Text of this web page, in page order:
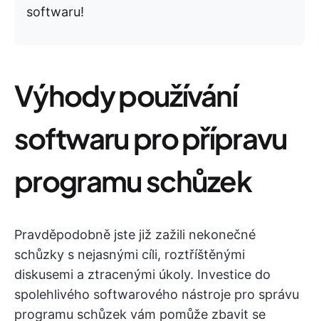
softwaru!
Výhody používání
softwaru pro přípravu
programu schůzek
Pravděpodobně jste již zažili nekonečné
schůzky s nejasnými cíli, roztříštěnými
diskusemi a ztracenými úkoly. Investice do
spolehlivého softwarového nástroje pro správu
programu schůzek vám pomůže zbavit se